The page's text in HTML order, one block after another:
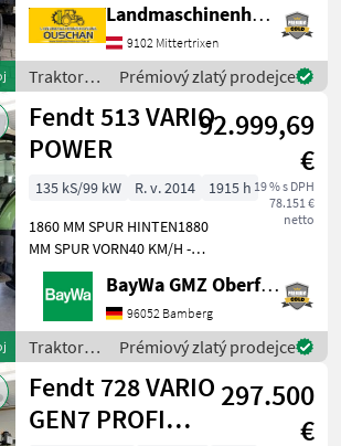
EHR - Luftsitz Neu - 2
doppeltwirkende
Steuergeräte - 4616
Betriebsstunden - 4-
Landmaschinenhandel Ouschan Anton
9102 Mittertrixen
Traktory /
New
Holland
Prémiový zlatý prodejce
Fendt 513 VARIO
POWER
92.999,69
€
19 % s DPH
78.151 €
netto
135 kS/99 kW R. v. 2014
1915 h
1860 MM SPUR HINTEN1880
MM SPUR VORN40 KM/H -
AUSFÜHRUNGARBEITSSCHEINWERFER
DACH
VORNEARBEITSSCHEINWERFER
KOTFLÜGELAUTOM.
ANHÄNGEKUPPLUNG 38ER
BOLZENBODENMATTE
KABIN
BayWa GMZ Oberfranken
96052 Bamberg
Traktory /
Fendt
Prémiový zlatý prodejce
Fendt 728 VARIO
GEN7 PROFI
297.500
€